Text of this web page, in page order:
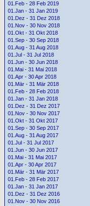
01.Feb - 28 Feb 2019
01.Jan - 31 Jan 2019
01.Dez - 31 Dez 2018
01.Nov - 30 Nov 2018
01.Okt - 31 Okt 2018
01.Sep - 30 Sep 2018
01.Aug - 31 Aug 2018
01.Jul - 31 Jul 2018
01.Jun - 30 Jun 2018
01.Mai - 31 Mai 2018
01.Apr - 30 Apr 2018
01.Mär - 31 Mär 2018
01.Feb - 28 Feb 2018
01.Jan - 31 Jan 2018
01.Dez - 31 Dez 2017
01.Nov - 30 Nov 2017
01.Okt - 31 Okt 2017
01.Sep - 30 Sep 2017
01.Aug - 31 Aug 2017
01.Jul - 31 Jul 2017
01.Jun - 30 Jun 2017
01.Mai - 31 Mai 2017
01.Apr - 30 Apr 2017
01.Mär - 31 Mär 2017
01.Feb - 28 Feb 2017
01.Jan - 31 Jan 2017
01.Dez - 31 Dez 2016
01.Nov - 30 Nov 2016